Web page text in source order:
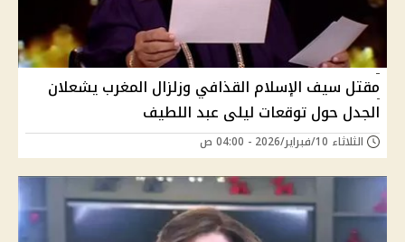
مقتل سيف الإسلام القذافي وزلزال المغرب يشعلان
الجدل حول توقعات ليلى عبد اللطيف
الثلاثاء 10/فبراير/2026 - 04:00 ص